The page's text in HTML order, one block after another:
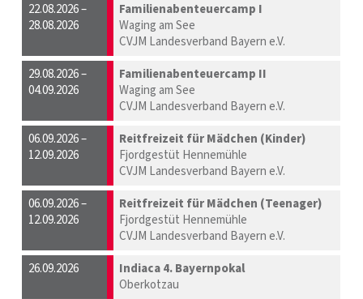
22.08.2026 –
28.08.2026
Familienabenteuercamp I
Waging am See
CVJM Landesverband Bayern e.V.
29.08.2026 –
04.09.2026
Familienabenteuercamp II
Waging am See
CVJM Landesverband Bayern e.V.
06.09.2026 –
12.09.2026
Reitfreizeit für Mädchen (Kinder)
Fjordgestüt Hennemühle
CVJM Landesverband Bayern e.V.
06.09.2026 –
12.09.2026
Reitfreizeit für Mädchen (Teenager)
Fjordgestüt Hennemühle
CVJM Landesverband Bayern e.V.
26.09.2026
Indiaca 4. Bayernpokal
Oberkotzau